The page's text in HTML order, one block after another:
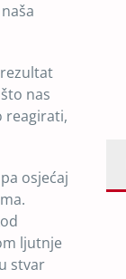
nas
reagirati,
osjećaj
ljutnje
stvar